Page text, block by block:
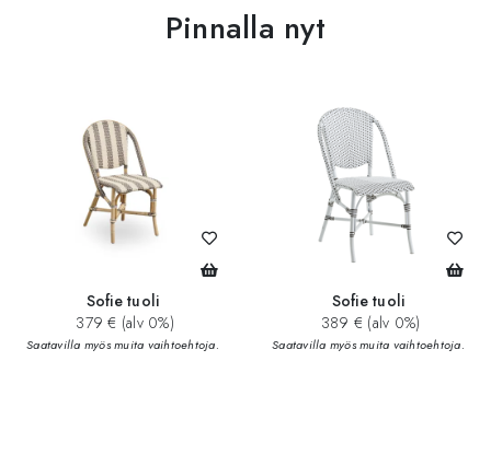
Pinnalla nyt
Sofie tuoli
379 € (alv 0%)
Saatavilla myös muita vaihtoehtoja.
Sofie tuoli
389 € (alv 0%)
Saatavilla myös muita vaihtoehtoja.